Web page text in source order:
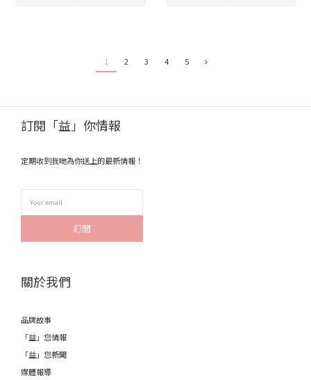
1 2 3 4 5
訂閱「益」你情報
定期收到我哋為你送上的最新情報！
訂閱
關於我們
品牌故事
「益」您情報
「益」您新聞
媒體報導